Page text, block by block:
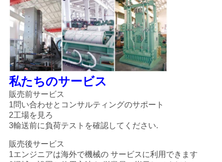
私たちのサービス
販売前サービス
1問い合わせとコンサルティングのサポート
2工場を見ろ
3輸送前に負荷テストを確認してください.
販売後サービス
1エンジニアは海外で機械の サービスに利用できます